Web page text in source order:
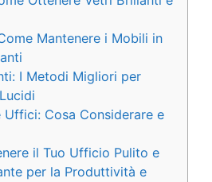
Mantenere i Mobili in
I Metodi Migliori per
Uffici: Cosa Considerare e
il Tuo Ufficio Pulito e
per la Produttività e